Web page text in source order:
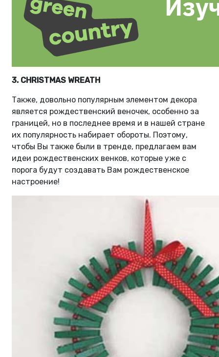
3. CHRISTMAS WREATH
Также, довольно популярным элементом декора
является рождественский веночек, особенно за
границей, но в последнее время и в нашей стране
их популярность набирает обороты. Поэтому,
чтобы Вы также были в тренде, предлагаем вам
идеи рождественских венков, которые уже с
порога будут создавать Вам рождественское
настроение!